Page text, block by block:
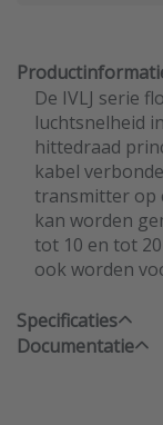
De IVLJ serie
luchtsnelheid
hittedraad
kabel
transmitter op
kan worden
tot 10 en tot
ook worden
Specificaties
Documentatie